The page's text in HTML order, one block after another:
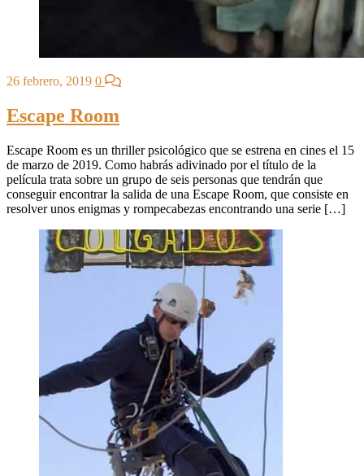
26 febrero, 2019 0
Escape Room
Escape Room es un thriller psicológico que se estrena en cines el 15
de marzo de 2019. Como habrás adivinado por el título de la
película trata sobre un grupo de seis personas que tendrán que
conseguir encontrar la salida de una Escape Room, que consiste en
resolver unos enigmas y rompecabezas encontrando una serie […]